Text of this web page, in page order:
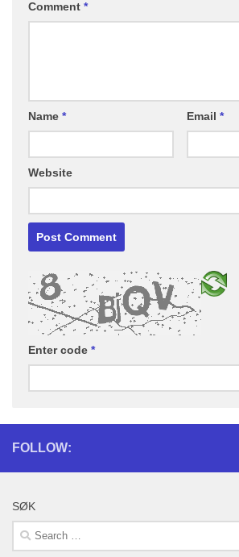
Comment *
Name * Email *
Website
Enter code *
FOLLOW:
SØK
Search
for: